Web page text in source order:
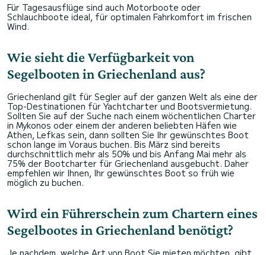
Für Tagesausflüge sind auch Motorboote oder
Schlauchboote ideal, für optimalen Fahrkomfort im frischen
Wind.
Wie sieht die Verfügbarkeit von
Segelbooten in Griechenland aus?
Griechenland gilt für Segler auf der ganzen Welt als eine der
Top-Destinationen für Yachtcharter und Bootsvermietung.
Sollten Sie auf der Suche nach einem wöchentlichen Charter
in Mykonos oder einem der anderen beliebten Häfen wie
Athen, Lefkas sein, dann sollten Sie Ihr gewünschtes Boot
schon lange im Voraus buchen. Bis März sind bereits
durchschnittlich mehr als 50% und bis Anfang Mai mehr als
75% der Bootcharter für Griechenland ausgebucht. Daher
empfehlen wir Ihnen, Ihr gewünschtes Boot so früh wie
möglich zu buchen.
Wird ein Führerschein zum Chartern eines
Segelbootes in Griechenland benötigt?
Je nachdem, welche Art von Boot Sie mieten möchten, gibt